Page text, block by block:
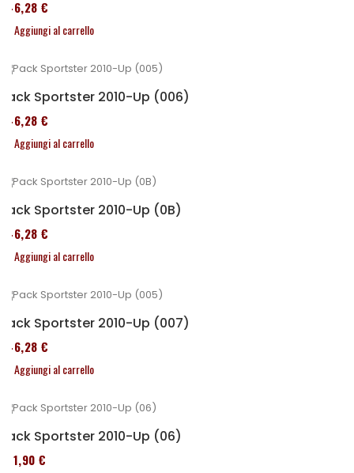
246,28 €
Aggiungi al carrello
Pack Sportster 2010-Up (006)
246,28 €
Aggiungi al carrello
Pack Sportster 2010-Up (0B)
246,28 €
Aggiungi al carrello
Pack Sportster 2010-Up (007)
246,28 €
Aggiungi al carrello
Pack Sportster 2010-Up (06)
371,90 €